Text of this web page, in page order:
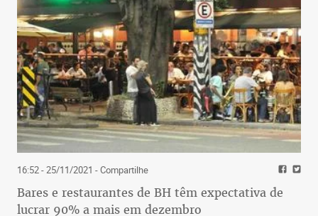
16:52 - 25/11/2021 - Compartilhe
Bares e restaurantes de BH têm expectativa de
lucrar 90% a mais em dezembro